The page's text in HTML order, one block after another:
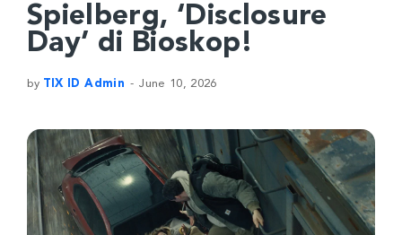
Spielberg, ‘Disclosure
Day’ di Bioskop!
by TIX ID Admin June 10, 2026